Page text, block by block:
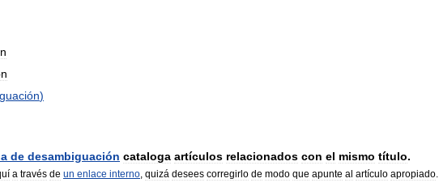
)
de desambiguación cataloga artículos relacionados con el mismo título.
a través de un enlace interno, quizá desees corregirlo de modo que apunte al artículo apropiado.